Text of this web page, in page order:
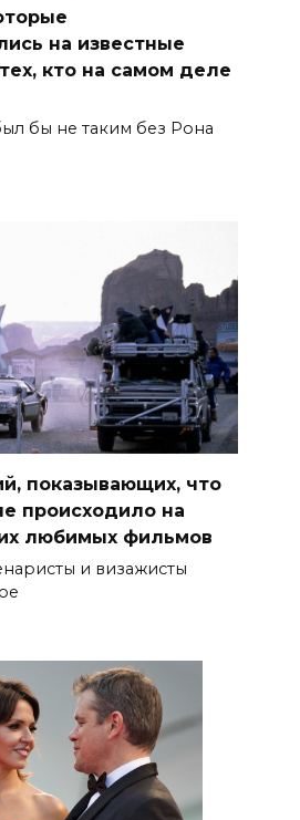
на известные
кто на самом деле
бы не таким без Рона
показывающих, что
происходило на
любимых фильмов
и визажисты